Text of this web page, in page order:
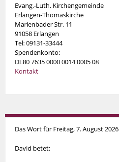
Evang.-Luth. Kirchengemeinde
Erlangen-Thomaskirche
Marienbader Str. 11
91058 Erlangen
Tel: 09131-33444
Spendenkonto:
DE80 7635 0000 0014 0005 08
Kontakt
Das Wort für Freitag, 7. August 2026
David betet: